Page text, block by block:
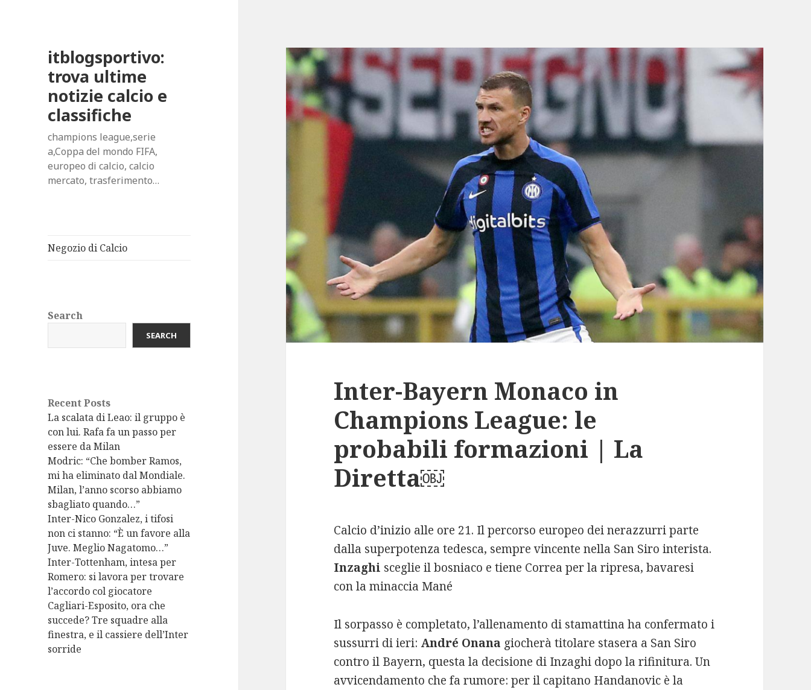
itblogsportivo:
trova ultime
notizie calcio e
classifiche
champions league,serie
a,Coppa del mondo FIFA,
europeo di calcio, calcio
mercato, trasferimento…
Negozio di Calcio
Search
SEARCH
Recent Posts
La scalata di Leao: il gruppo è
con lui. Rafa fa un passo per
essere da Milan
Modric: “Che bomber Ramos,
mi ha eliminato dal Mondiale.
Milan, l’anno scorso abbiamo
sbagliato quando…”
Inter-Nico Gonzalez, i tifosi
non ci stanno: “È un favore alla
Juve. Meglio Nagatomo…”
Inter-Tottenham, intesa per
Romero: si lavora per trovare
l’accordo col giocatore
Cagliari-Esposito, ora che
succede? Tre squadre alla
finestra, e il cassiere dell’Inter
sorride
Inter-Bayern Monaco in
Champions League: le
probabili formazioni | La
Diretta￼
Calcio d’inizio alle ore 21. Il percorso europeo dei nerazzurri parte
dalla superpotenza tedesca, sempre vincente nella San Siro interista.
Inzaghi sceglie il bosniaco e tiene Correa per la ripresa, bavaresi
con la minaccia Mané
Il sorpasso è completato, l’allenamento di stamattina ha confermato i
sussurri di ieri: André Onana giocherà titolare stasera a San Siro
contro il Bayern, questa la decisione di Inzaghi dopo la rifinitura. Un
avvicendamento che fa rumore: per il capitano Handanovic è la